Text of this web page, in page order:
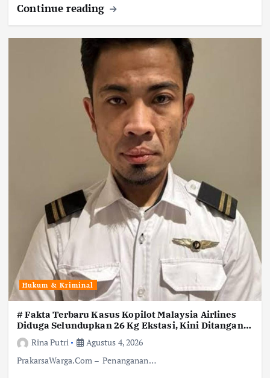
Continue reading
Hukum & Kriminal
# Fakta Terbaru Kasus Kopilot Malaysia Airlines
Diduga Selundupkan 26 Kg Ekstasi, Kini Ditangani
Bareskrim
Rina Putri
Agustus 4, 2026
PrakarsaWarga.Com – Penanganan…